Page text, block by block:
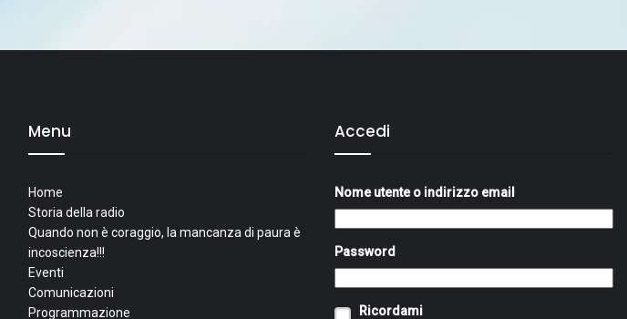
Menu
Home
Storia della radio
Quando non è coraggio, la mancanza di paura è
incoscienza!!!
Eventi
Comunicazioni
Programmazione
Accedi
Nome utente o indirizzo email
Password
Ricordami